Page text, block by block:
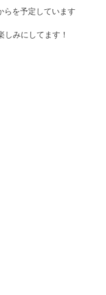
らを予定しています
みにしてます！